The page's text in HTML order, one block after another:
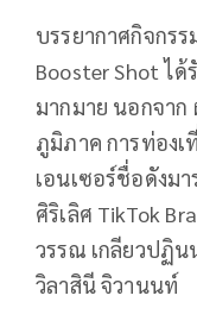
บรรยากาศกิจกรร
Booster Shot ไ
มากมาย นอกจาก
ภูมิภาค การท่อง
เอนเซอร์ชื่อดังม
ศิริเลิศ TikTok
วรรณ เกลียวปฏิน
วิลาสินี จิวานนท์